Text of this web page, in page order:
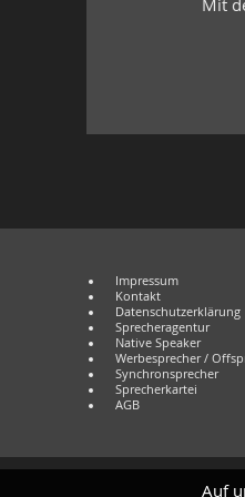
Mit
Impressum
Kontakt
Datenschutzerklärung
Sprecheragentur
Native Speaker
Werbesprecher /
Synchronsprecher
Sprecherkartei
AGB
Auf